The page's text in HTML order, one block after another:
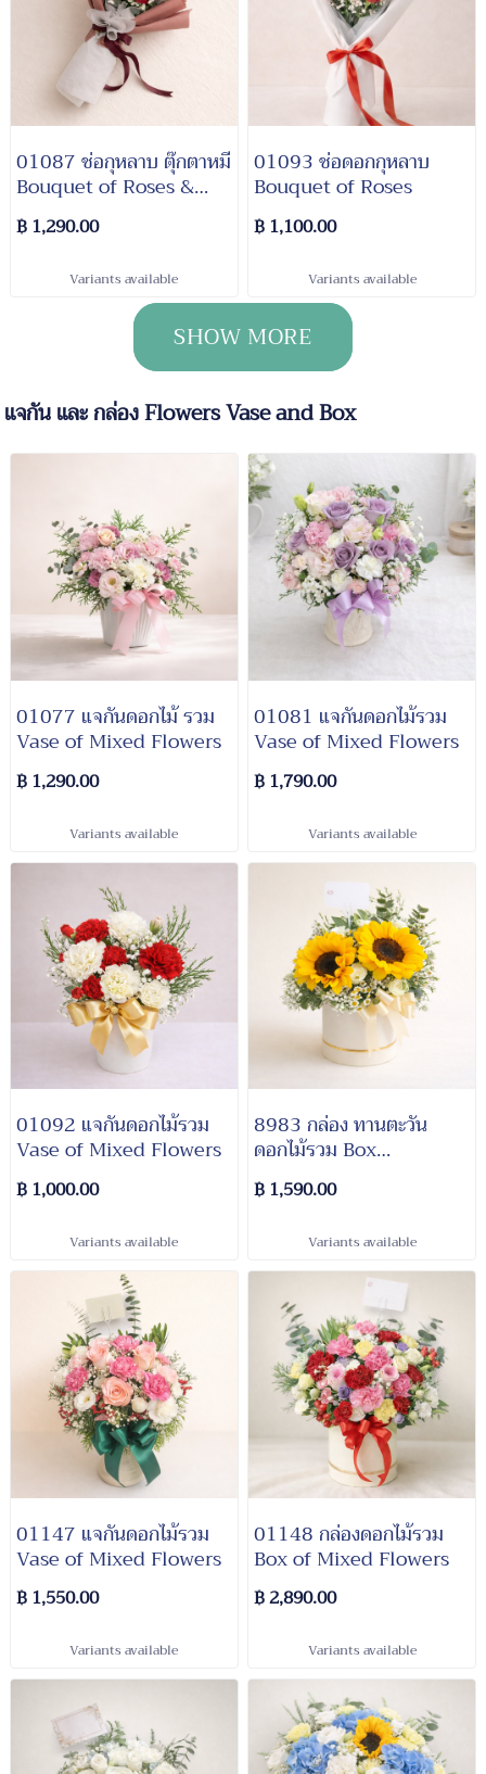
01087 ช่อกุหลาบ ตุ๊กตาหมี
Bouquet of Roses &
Bear
฿ 1,290.00
Variants available
01093 ช่อดอกกุหลาบ
Bouquet of Roses
฿ 1,100.00
Variants available
SHOW MORE
แจกัน และ กล่อง Flowers Vase and Box
01077 แจกันดอกไม้ รวม
Vase of Mixed Flowers
฿ 1,290.00
Variants available
01081 แจกันดอกไม้รวม
Vase of Mixed Flowers
฿ 1,790.00
Variants available
01092 แจกันดอกไม้รวม
Vase of Mixed Flowers
฿ 1,000.00
Variants available
8983 กล่อง ทานตะวัน
ดอกไม้รวม Box
SunFlowers Mixed
Flowers
฿ 1,590.00
Variants available
01147 แจกันดอกไม้รวม
Vase of Mixed Flowers
฿ 1,550.00
Variants available
01148 กล่องดอกไม้รวม
Box of Mixed Flowers
฿ 2,890.00
Variants available